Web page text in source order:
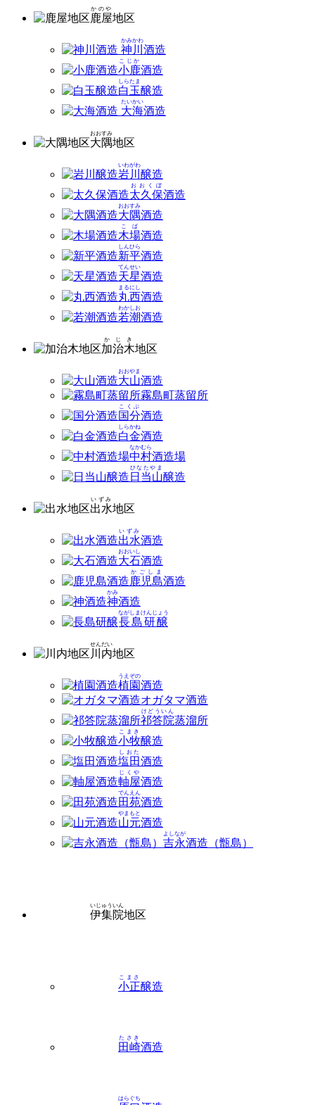
鹿屋
かのや
地区
神川
かみかわ
酒造
小鹿
こじか
酒造
白玉
しらたま
醸造
大海
たいかい
酒造
大隅
おおすみ
地区
岩川
いわがわ
醸造
太久保
おおくぼ
酒造
大隅
おおすみ
酒造
木場
こば
酒造
新平
しんひら
酒造
天星
てんせい
酒造
丸西
まるにし
酒造
若潮
わかしお
酒造
加治木
かじき
地区
大山
おおやま
酒造
霧島町蒸留所
国分
こくぶ
酒造
白金
しらかね
酒造
中村
なかむら
酒造場
日当山
ひなたやま
醸造
出水
いずみ
地区
出水
いずみ
酒造
大石
おおいし
酒造
鹿児島
かごしま
酒造
神
かみ
酒造
長島研醸
ながしまけんじょう
川内
せんだい
地区
植園
うえぞの
酒造
オガタマ酒造
祁答院
けどういん
蒸溜所
小牧
こまき
醸造
塩田
しおた
酒造
軸屋
じくや
酒造
田苑
でんえん
酒造
山元
やまもと
酒造
吉永
よしなが
酒造（甑島）